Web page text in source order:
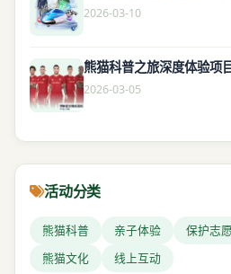
2026-03-10
熊猫科普之旅深度体验项
2026-03-05
活动分类
熊猫科普 亲子体验 保护志
熊猫文化
线上互动